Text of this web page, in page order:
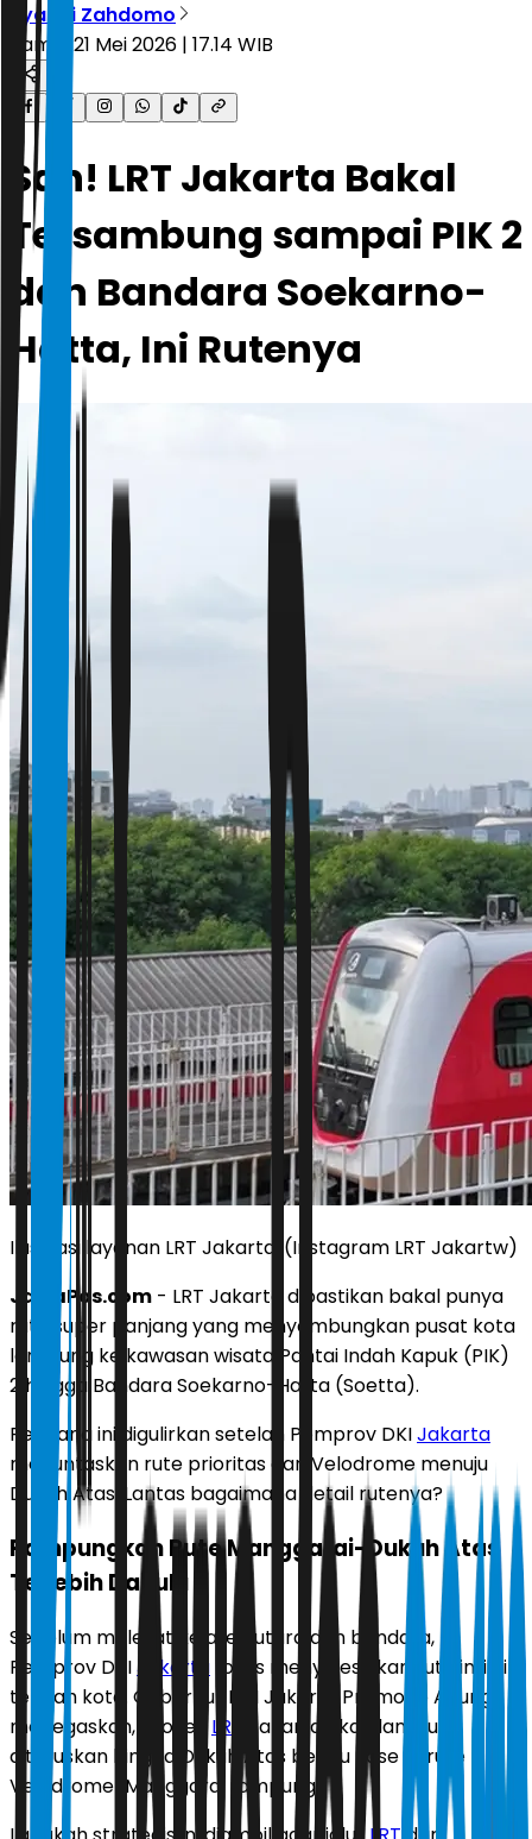
Ryandi Zahdomo
Kamis, 21 Mei 2026 | 17.14 WIB
Sah! LRT Jakarta Bakal
Tersambung sampai PIK 2
dan Bandara Soekarno-
Hatta, Ini Rutenya
Ilustrasi layanan LRT Jakarta. (Instagram LRT Jakartw)
JawaPos.com - LRT Jakarta dipastikan bakal punya
rute super panjang yang menyambungkan pusat kota
langsung ke kawasan wisata Pantai Indah Kapuk (PIK)
2 hingga Bandara Soekarno-Hatta (Soetta).
Rencana ini digulirkan setelah Pemprov DKIJakarta
menuntaskan rute prioritas dari Velodrome menuju
Dukuh Atas. Lantas bagaimana detail rutenya?
Rampungkan Rute Manggarai-Dukuh Atas
Terlebih Dahulu
Sebelum melesat ke area utara dan bandara,
Pemprov DKIJakarta fokus menyelesaikan rute inti di
tengah kota. Gubernur DKI Jakarta Pramono Anung
menegaskan, proyekLRT
Jakarta akan langsung
diteruskan hingga Dukuh Atas begitu Fase 1B rute
Velodrome-Manggarai rampung.